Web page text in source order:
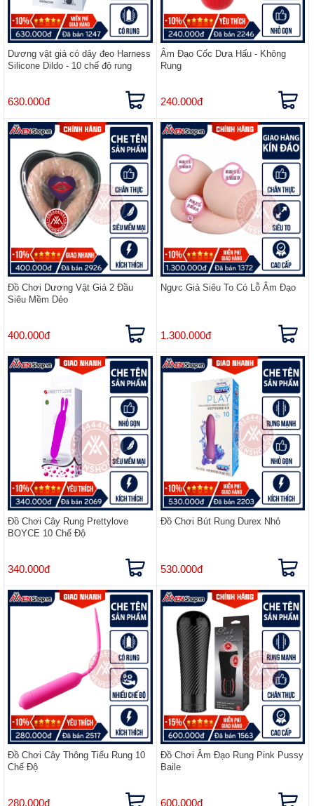
Dương vật giả có dây đeo Harness
Silicone Dildo - 10 chế độ rung
630.000đ
Âm Đạo Cốc Dưa Hấu - Không
Rung
240.000đ
Đồ Chơi Dương Vật Giả 2 Đầu
Siêu Mềm Dẻo
400.000đ
Ngực Giả Siêu To Có Lỗ Âm Đạo
1.300.000đ
Đồ Chơi Cây Rung Prettylove
BOYCE 10 Chế Độ
340.000đ
Đồ Chơi Bút Rung Durex Nhỏ
530.000đ
Đồ Chơi Cây Thông Tiểu Rung 10
Chế Độ
280.000đ
Đồ Chơi Âm Đạo Rung Pink Pussy
Baile
600.000đ